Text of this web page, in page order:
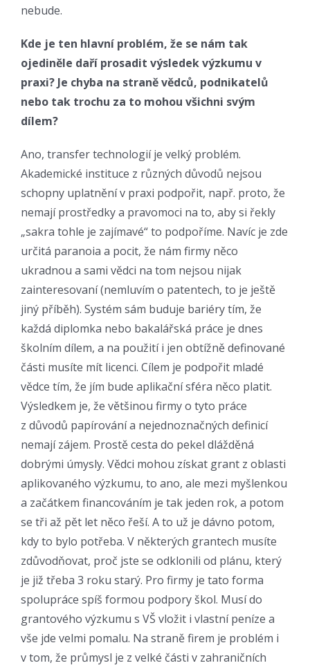
nebude.
Kde je ten hlavní problém, že se nám tak
ojediněle daří prosadit výsledek výzkumu v
praxi? Je chyba na straně vědců, podnikatelů
nebo tak trochu za to mohou všichni svým
dílem?
Ano, transfer technologií je velký problém.
Akademické instituce z různých důvodů nejsou
schopny uplatnění v praxi podpořit, např. proto, že
nemají prostředky a pravomoci na to, aby si řekly
„sakra tohle je zajímavé“ to podpoříme. Navíc je zde
určitá paranoia a pocit, že nám firmy něco
ukradnou a sami vědci na tom nejsou nijak
zainteresovaní (nemluvím o patentech, to je ještě
jiný příběh). Systém sám buduje bariéry tím, že
každá diplomka nebo bakalářská práce je dnes
školním dílem, a na použití i jen obtížně definované
části musíte mít licenci. Cílem je podpořit mladé
vědce tím, že jím bude aplikační sféra něco platit.
Výsledkem je, že většinou firmy o tyto práce
z důvodů papírování a nejednoznačných definicí
nemají zájem. Prostě cesta do pekel dlážděná
dobrými úmysly. Vědci mohou získat grant z oblasti
aplikovaného výzkumu, to ano, ale mezi myšlenkou
a začátkem financováním je tak jeden rok, a potom
se tři až pět let něco řeší. A to už je dávno potom,
kdy to bylo potřeba. V některých grantech musíte
zdůvodňovat, proč jste se odklonili od plánu, který
je již třeba 3 roku starý. Pro firmy je tato forma
spolupráce spíš formou podpory škol. Musí do
grantového výzkumu s VŠ vložit i vlastní peníze a
vše jde velmi pomalu. Na straně firem je problém i
v tom, že průmysl je z velké části v zahraničních